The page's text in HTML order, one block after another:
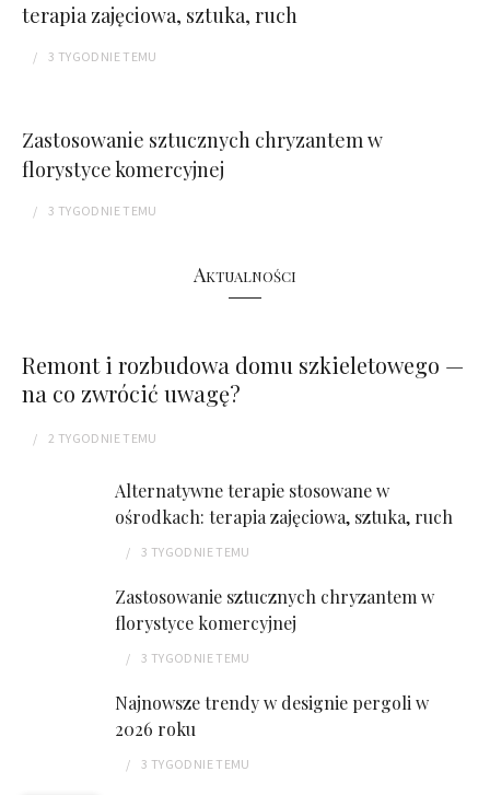
terapia zajęciowa, sztuka, ruch
3 TYGODNIE TEMU
Zastosowanie sztucznych chryzantem w
florystyce komercyjnej
3 TYGODNIE TEMU
Aktualności
Remont i rozbudowa domu szkieletowego —
na co zwrócić uwagę?
2 TYGODNIE TEMU
Alternatywne terapie stosowane w
ośrodkach: terapia zajęciowa, sztuka, ruch
3 TYGODNIE TEMU
Zastosowanie sztucznych chryzantem w
florystyce komercyjnej
3 TYGODNIE TEMU
Najnowsze trendy w designie pergoli w
2026 roku
3 TYGODNIE TEMU